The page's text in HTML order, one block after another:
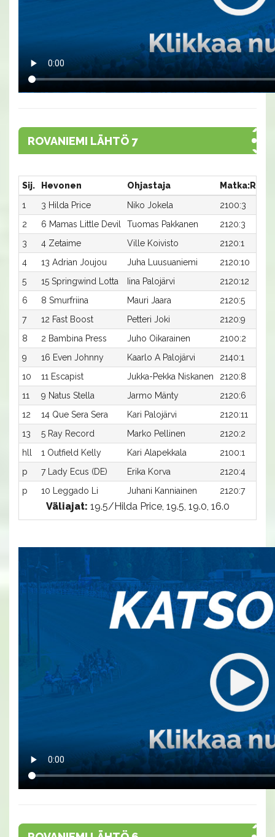
ROVANIEMI LÄHTÖ 7
Sij. Hevonen Ohjastaja
Matka:Rata
1
3 Hilda Price Niko Jokela
2100:3
2
6 Mamas Little Devil Tuomas Pakkanen
2120:3
3
4 Zetaime Ville Koivisto
2120:1
4
13 Adrian Joujou Juha Luusuaniemi
2120:10
5
15 Springwind Lotta Iina Palojärvi
2120:12
6
8 Smurfriina Mauri Jaara
2120:5
7
12 Fast Boost Petteri Joki
2120:9
8
2 Bambina Press Juho Oikarainen
2100:2
9
16 Even Johnny Kaarlo A Palojärvi
2140:1
10
11 Escapist Jukka-Pekka Niskanen
2120:8
11
9 Natus Stella Jarmo Mänty
2120:6
12
14 Que Sera Sera Kari Palojärvi
2120:11
13
5 Ray Record Marko Pellinen
2120:2
hll
1 Outfield Kelly Kari Alapekkala
2100:1
p
7 Lady Ecus (DE) Erika Korva
2120:4
p
10 Leggado Li Juhani Kanniainen 2120:7
Väliajat: 19.5/Hilda Price, 19.5, 19.0, 16.0